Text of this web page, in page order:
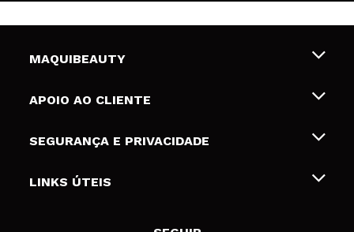
MAQUIBEAUTY
Sobre nós
Gift Cards
APOIO AO CLIENTE
Envios e Devoluções
Formas de pagamento
SEGURANÇA E PRIVACIDADE
Termos e Privacidade
LINKS ÚTEIS